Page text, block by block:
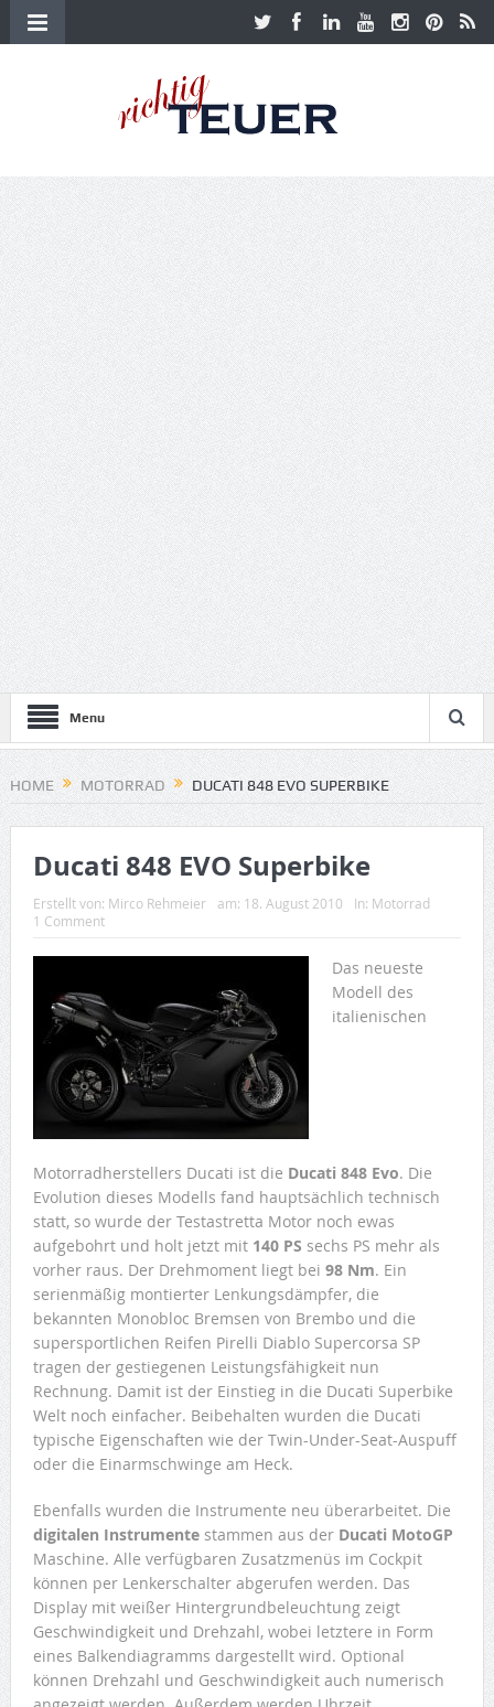
Menu
HOME MOTORRAD DUCATI 848 EVO SUPERBIKE
Ducati 848 EVO Superbike
Erstellt von: Mirco Rehmeier am: 18. August 2010 In: Motorrad
1 Comment
Das neueste
Modell des
italienischen
Motorradherstellers Ducati ist die Ducati 848 Evo. Die
Evolution dieses Modells fand hauptsächlich technisch
statt, so wurde der Testastretta Motor noch ewas
aufgebohrt und holt jetzt mit 140 PS sechs PS mehr als
vorher raus. Der Drehmoment liegt bei 98 Nm. Ein
serienmäßig montierter Lenkungsdämpfer, die
bekannten Monobloc Bremsen von Brembo und die
supersportlichen Reifen Pirelli Diablo Supercorsa SP
tragen der gestiegenen Leistungsfähigkeit nun
Rechnung. Damit ist der Einstieg in die Ducati Superbike
Welt noch einfacher. Beibehalten wurden die Ducati
typische Eigenschaften wie der Twin-Under-Seat-Auspuff
oder die Einarmschwinge am Heck.
Ebenfalls wurden die Instrumente neu überarbeitet. Die
digitalen Instrumentestammen aus der Ducati MotoGP
Maschine. Alle verfügbaren Zusatzmenüs im Cockpit
können per Lenkerschalter abgerufen werden. Das
Display mit weißer Hintergrundbeleuchtung zeigt
Geschwindigkeit und Drehzahl, wobei letztere in Form
eines Balkendiagramms dargestellt wird. Optional
können Drehzahl und Geschwindigkeit auch numerisch